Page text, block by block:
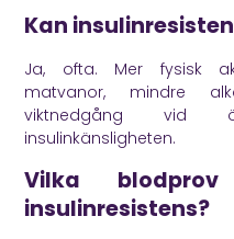
Kan
Ja, ofta. Mer fysisk
matvanor, mindre
viktnedgång vid
insulinkänsligheten.
Vilka
insulinresistens?